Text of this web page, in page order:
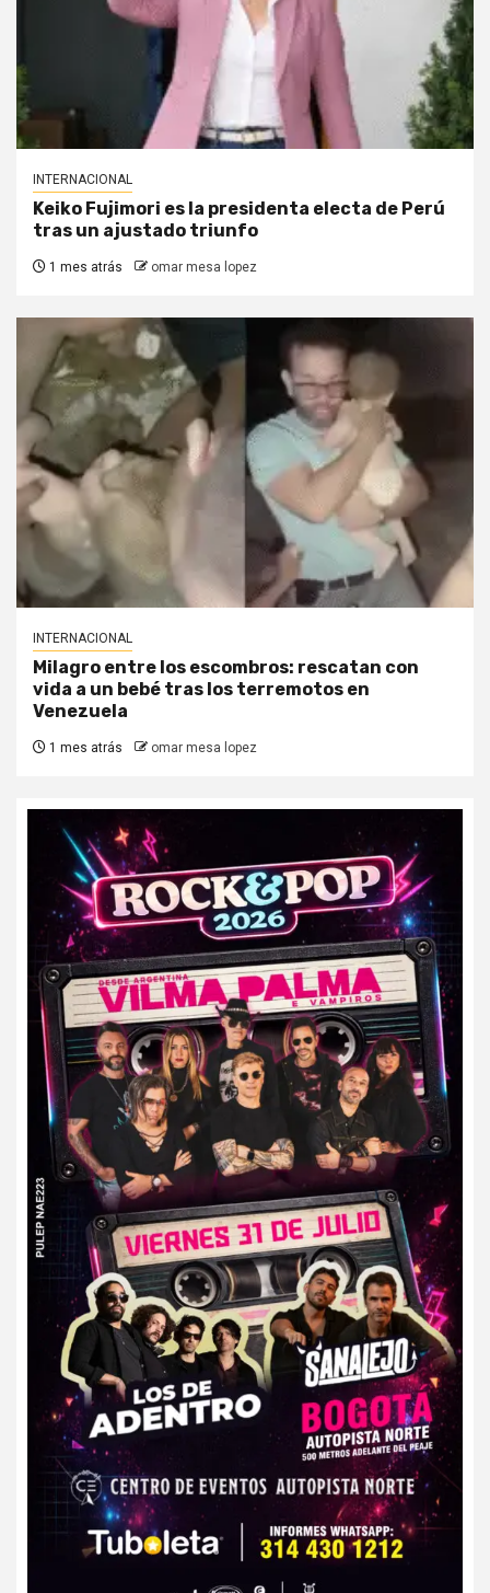
INTERNACIONAL
Keiko Fujimori es la presidenta electa de Perú
tras un ajustado triunfo
1 mes atrás omar mesa lopez
INTERNACIONAL
Milagro entre los escombros: rescatan con
vida a un bebé tras los terremotos en
Venezuela
1 mes atrás omar mesa lopez